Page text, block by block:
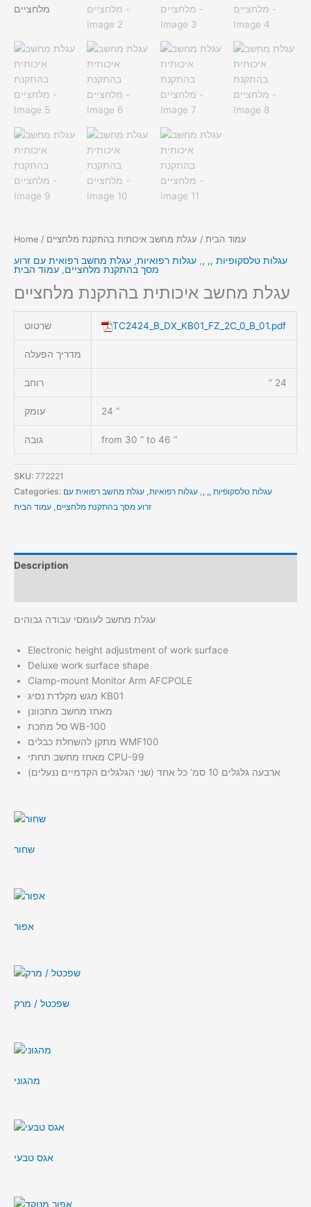
Home / עמוד הבית / עגלת מחשב איכותית בהתקנת מלחציים
עגלות טלסקופיות ,, ,, עגלות רפואיות, עגלת מחשב רפואית עם זרוע
מסך בהתקנת מלחציים, עמוד הבית
עגלת מחשב איכותית בהתקנת מלחציים
שרטוט TC2424_B_DX_KB01_FZ_2C_0_B_01.pdf
מדריך הפעלה
רוחב 24 “
עומק 24 “
גובה from 30 ” to 46 “
SKU: 772221
Categories:
עגלות טלסקופיות ,, , עגלות רפואיות עגלת מחשב רפואית עם
זרוע מסך בהתקנת מלחציים עמוד הבית
Description
עגלת מחשב לעומסי עבודה גבוהים
Electronic height adjustment of work surface
Deluxe work surface shape
Clamp-mount Monitor Arm AFCPOLE
מגש מקלדת נסיג KB01
מאחז מחשב מתכוונן
סל מתכת WB-100
מתקן להשחלת כבלים WMF100
מאחז מחשב תחתי CPU-99
ארבעה גלגלים 10 סמ’ כל אחד (שני הגלגלים הקדמיים ננעלים)
שחור
אפור
שפכטל / מרק
מהגוני
אגס טבעי